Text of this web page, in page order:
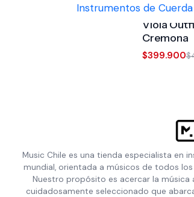
Instrumentos de Cuerda
3977089|
Viola
Cremona
$399.900
Music Chile es una tienda especialista en
mundial, orientada a músicos de todos
Nuestro propósito es acercar la
cuidadosamente seleccionado que